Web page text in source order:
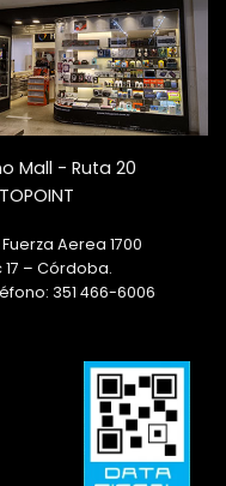
Mall - Ruta 20
Fuerza Aerea 1700
17 – Córdoba.
351 466-6006